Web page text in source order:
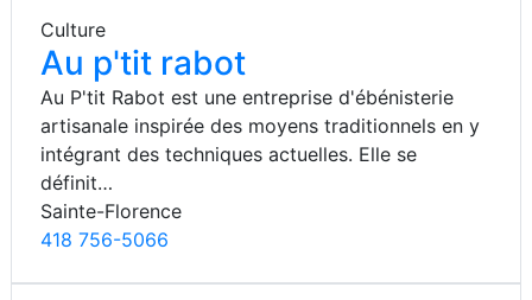
Culture
Au p'tit rabot
Au P'tit Rabot est une entreprise d'ébénisterie
artisanale inspirée des moyens traditionnels en y
intégrant des techniques actuelles. Elle se
définit…
Sainte-Florence
418 756-5066